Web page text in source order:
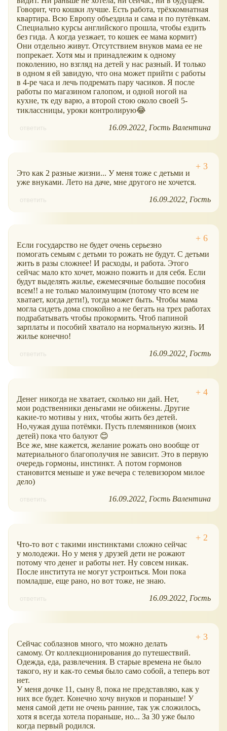
Говорит, что кошки лучше. Есть работа, трёхкомнатная
квартира. Всю Европу объездила и сама и по путёвкам.
Специально курсы английского прошла, чтобы ездить
без гида. А когда уезжает, то кошек ее мама кормит)
Они отдельно живут. Отсутствием внуков мама ее не
попрекает. Хотя мы и принадлежим к одному
поколению, но взгляд на детей у нас разный. И только
в одном я ей завидую, что она может прийти с работы
в 4-ре часа и лечь подремать пару часиков. Я после
работы по магазином галопом, и одной ногой на
кухне, тк еду варю, а второй стою около своей 5-
тиклассницы, уроки контролирую😂
ответить 16.09.2022 Гость Валентина
Это как 2 разные жизни... У меня тоже с детьми и
уже внуками. Лето на даче, мне другого не хочется.
ответить 16.09.2022 Гость
Если государство не будет очень серьезно
помогать семьям с детьми то рожать не будут. С детьми
жить в разы сложнее! И расходы, и работа. Этого
сейчас мало кто хочет, можно пожить и для себя. Если
будут выделять жилье, ежемесячные большие пособия
всем!! а не только малоимущим (потому что всем не
хватает, когда дети!), тогда может быть. Чтобы мама
могла сидеть дома спокойно а не бегать на трех работах
подрабатывать чтобы прокормить. Чтоб папиной
зарплаты и пособий хватало на нормальную жизнь. И
жилье конечно!
ответить 16.09.2022 Гость
Денег никогда не хватает, сколько ни дай. Нет,
мои родственники деньгами не обижены. Другие
какие-то мотивы у них, чтобы жить без детей.
Но,чужая душа потёмки. Пусть племянников (моих
детей) пока что балуют 😊
Все же, мне кажется, желание рожать оно вообще от
материального благополучия не зависит. Это в первую
очередь гормоны, инстинкт. А потом гормонов
становится меньше и уже вечера с телевизором милое
дело)
ответить 16.09.2022 Гость Валентина
Что-то вот с такими инстинктами сложно сейчас
у молодежи. Но у меня у друзей дети не рожают
потому что денег и работы нет. Ну совсем никак.
После института не могут устроиться. Мои пока
помладше, еще рано, но вот тоже, не знаю.
ответить 16.09.2022 Гость
Сейчас соблазнов много, что можно делать
самому. От коллекционирования до путешествий.
Одежда, еда, развлечения. В старые времена не было
такого, ну и как-то семья было само собой, а теперь вот
нет.
У меня дочке 11, сыну 8, пока не представляю, как у
них все будет. Конечно хочу внуков и пораньше! У
меня самой дети не очень ранние, так уж сложилось,
хотя я всегда хотела пораньше, но... За 30 уже было
когда первый родился.